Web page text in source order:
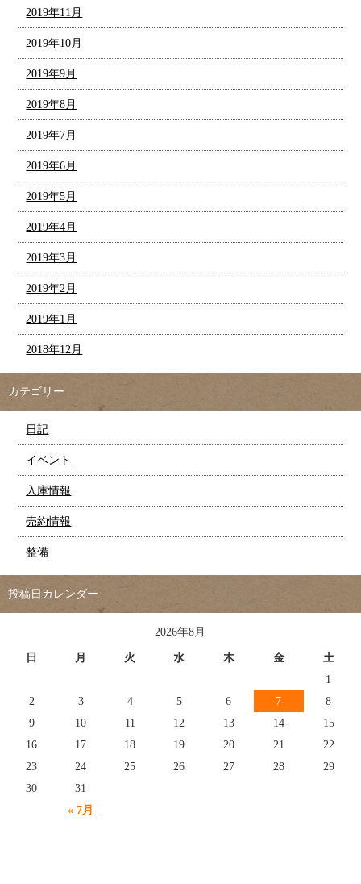
2019年11月
2019年10月
2019年9月
2019年8月
2019年7月
2019年6月
2019年5月
2019年4月
2019年3月
2019年2月
2019年1月
2018年12月
カテゴリー
日記
イベント
入庫情報
売約情報
整備
投稿日カレンダー
2026年8月
日 月 火 水 木 金 土
« 7月
1
2
3 4 5 6 7
8
9
10 11 12 13 14
15
16
17 18 19 20 21
22
23
24 25 26 27 28
29
30
31